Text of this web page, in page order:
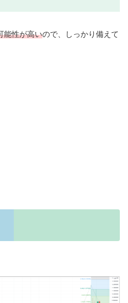
能性が高いので、しっかり備えて